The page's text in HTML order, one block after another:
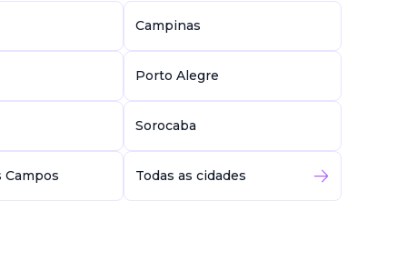
Campinas
Porto Alegre
Sorocaba
Campos Todas as cidades